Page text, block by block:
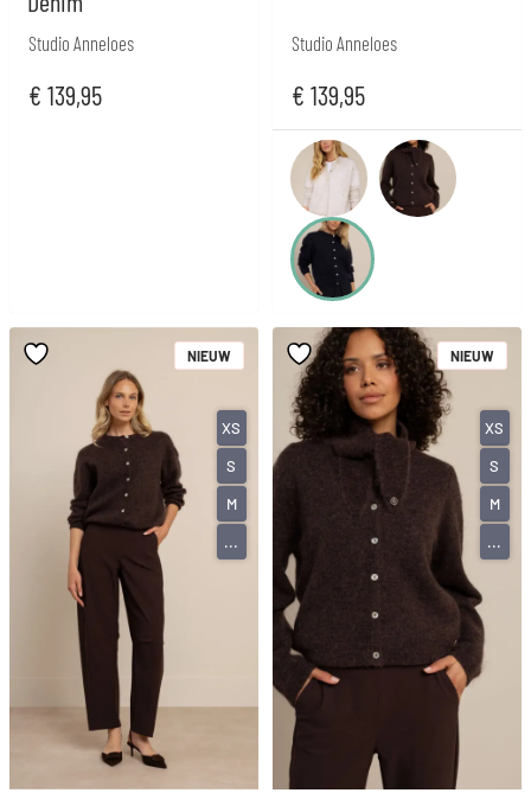
Studio Anneloes
€ 139,95
Studio Anneloes
€ 139,95
NIEUW
XS
S
M
...
NIEUW
XS
S
M
...